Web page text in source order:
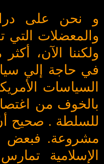
و نحن على
والمعضلات التي
ولكننا الآن،
في حاجة إلي
السياسات
بالخوف من
للسلطة . صحيح
مشروعة. فبعض
الإسلامية